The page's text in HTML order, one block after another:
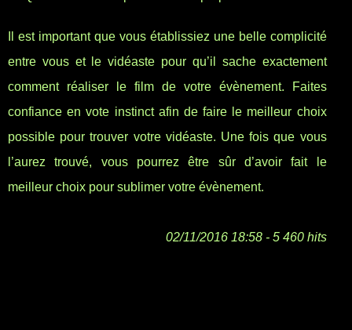
Il est important que vous établissiez une belle complicité
entre vous et le vidéaste pour qu’il sache exactement
comment réaliser le film de votre évènement. Faites
confiance en vote instinct afin de faire le meilleur choix
possible pour trouver votre vidéaste. Une fois que vous
l’aurez trouvé, vous pourrez être sûr d’avoir fait le
meilleur choix pour sublimer votre évènement.
02/11/2016 18:58 - 5 460 hits